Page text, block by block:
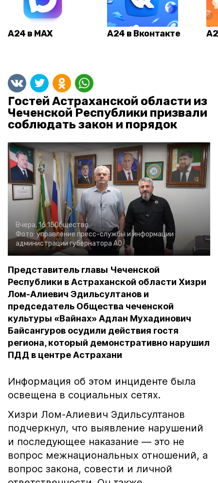
А24 в MAX А24 в Вконтакте
Гостей Астраханской области из
Чеченской Республики призвали
соблюдать закон и порядок
Вчера, 16:15Общество
Фото: управление пресс-службы и информации
администрации губернатора АО
Представитель главы Чеченской
Республики в Астраханской области Хизри
Лом-Алиевич Эдильсултанов и
председатель Общества чеченской
культуры «Вайнах» Адлан Мухадинович
Байсангуров осудили действия гостя
региона, который демонстративно нарушил
ПДД в центре Астрахани
Информация об этом инциденте была
освещена в социальных сетях.
Хизри Лом-Алиевич Эдильсултанов
подчеркнул, что выявление нарушений
и последующее наказание — это не
вопрос межнациональных отношений, а
вопрос закона, совести и личной